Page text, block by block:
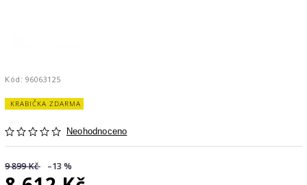
Kód: 96063125
KRABIČKA ZDARMA
Neohodnoceno
9 899 Kč –13 %